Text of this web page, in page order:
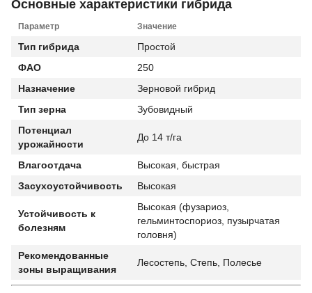
Основные характеристики гибрида
Параметр Значение
Тип гибрида
Простой
ФАО
250
Назначение
Зерновой гибрид
Тип зерна
Зубовидный
Потенциал
урожайности
До 14 т/га
Влагоотдача
Высокая, быстрая
Засухоустойчивость
Высокая
Устойчивость к
болезням
Высокая (фузариоз,
гельминтоспориоз, пузырчатая
головня)
Рекомендованные
зоны выращивания
Лесостепь, Степь, Полесье